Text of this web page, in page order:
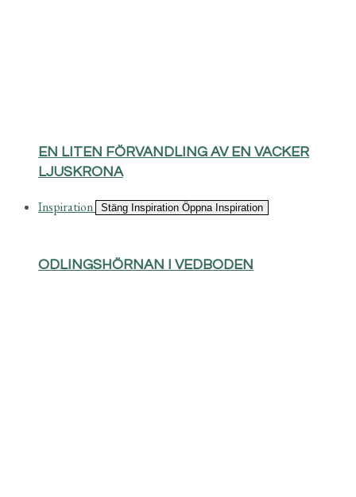
EN LITEN FÖRVANDLING AV EN VACKER
LJUSKRONA
Inspiration Stäng Inspiration Öppna Inspiration
ODLINGSHÖRNAN I VEDBODEN